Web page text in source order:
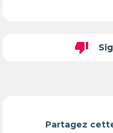
thumb_down
Partagez